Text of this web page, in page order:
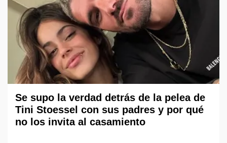
Se supo la verdad detrás de la pelea de
Tini Stoessel con sus padres y por qué
no los invita al casamiento